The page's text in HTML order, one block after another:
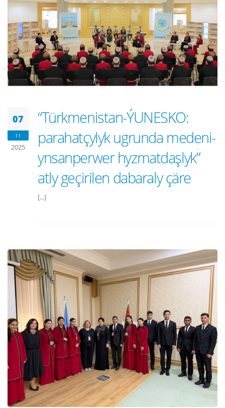
07
11
2025
“Türkmenistan-ÝUNESKO:
parahatçylyk ugrunda medeni-
ynsanperwer hyzmatdaşlyk”
atly geçirilen dabaraly çäre
[...]